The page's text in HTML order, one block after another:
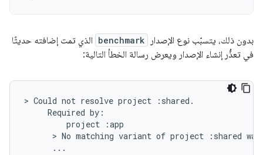
بدون ذلك، يتسبّب نوع الإصدار benchmark الذي تمت إضافته حديثًا
في تعذُّر إنشاء الإصدار ويعرض رسالة الخطأ التالية:
> Could not resolve project :shared.
     Required by:
         project :app
> No matching variant of project :shared was